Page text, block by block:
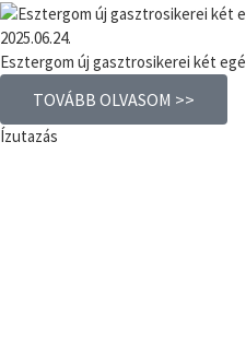
2025.06.24.
Esztergom új gasztrosikerei két
TOVÁBB OLVASOM >>
Ízutazás